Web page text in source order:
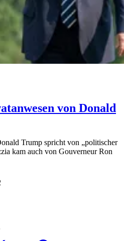
von Donald
Trump spricht von „politischer
kam auch von Gouverneur Ron